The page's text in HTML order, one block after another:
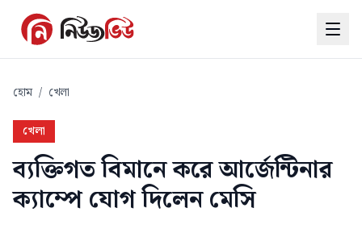
হোম / খেলা
খেলা
ব্যক্তিগত বিমানে করে আর্জেন্টিনার
ক্যাম্পে যোগ দিলেন মেসি